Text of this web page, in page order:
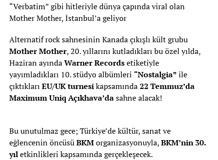
“Verbatim” gibi hitleriyle dünya çapında viral olan
Mother Mother, İstanbul’a geliyor
Alternatif rock sahnesinin Kanada çıkışlı kült grubu
Mother Mother, 20. yıllarını kutladıkları bu özel yılda,
Haziran ayındaWarner Recordsetiketiyle
yayımladıkları 10. stüdyo albümleri “Nostalgia” ile
çıktıkları EU/UK turnesikapsamında22 Temmuz’da
Maximum Uniq Açıkhava’dasahne alacak!
Bu unutulmaz gece; Türkiye’de kültür, sanat ve
eğlencenin öncüsüBKMorganizasyonuyla,BKM’nin 30.
yıletkinlikleri kapsamında gerçekleşecek.